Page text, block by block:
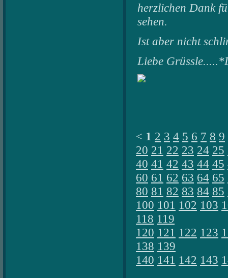
herzlichen Dank
sehen.
Ist aber nicht
Liebe
< 1 2 3 4 5 6 7 8 9
20 21 22 23 24 25
40 41 42 43 44 45
60 61 62 63 64 65
80 81 82 83 84 85
100 101 102 103
118 119
120 121 122 123
138 139
140 141 142 143